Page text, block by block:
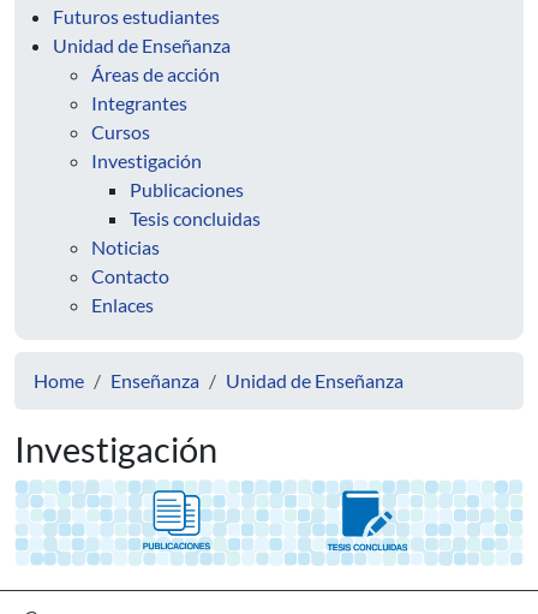
Futuros estudiantes
Unidad de Enseñanza
Áreas de acción
Integrantes
Cursos
Investigación
Publicaciones
Tesis concluidas
Noticias
Contacto
Enlaces
Home Enseñanza Unidad de Enseñanza
Investigación